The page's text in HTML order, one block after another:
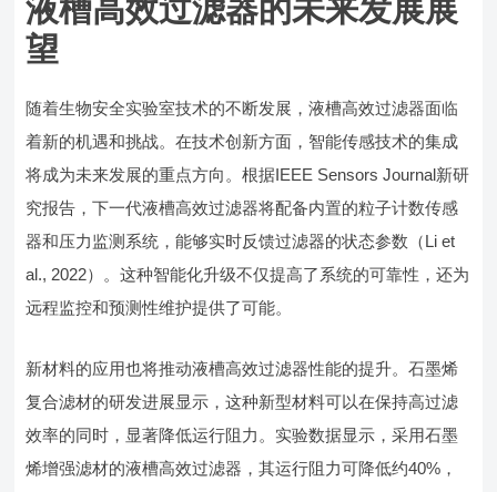
液槽高效过滤器的未来发展展
望
随着生物安全实验室技术的不断发展，液槽高效过滤器面临
着新的机遇和挑战。在技术创新方面，智能传感技术的集成
将成为未来发展的重点方向。根据IEEE Sensors Journal新研
究报告，下一代液槽高效过滤器将配备内置的粒子计数传感
器和压力监测系统，能够实时反馈过滤器的状态参数（Li et
al., 2022）。这种智能化升级不仅提高了系统的可靠性，还为
远程监控和预测性维护提供了可能。
新材料的应用也将推动液槽高效过滤器性能的提升。石墨烯
复合滤材的研发进展显示，这种新型材料可以在保持高过滤
效率的同时，显著降低运行阻力。实验数据显示，采用石墨
烯增强滤材的液槽高效过滤器，其运行阻力可降低约40%，